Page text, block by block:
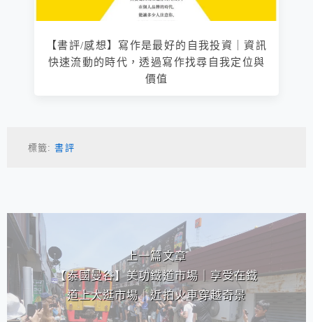
【書評/感想】寫作是最好的自我投資｜資訊
快速流動的時代，透過寫作找尋自我定位與
價值
標籤:書評
相連文章
上一篇文章
【泰國曼谷】美功鐵道市場｜享受在鐵
道上大逛市場｜近拍火車穿越奇景